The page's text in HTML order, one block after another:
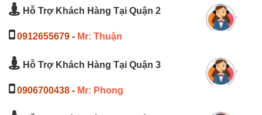
Hỗ Trợ Khách Hàng Tại Quận 2
0912655679 - Mr: Thuận
Hỗ Trợ Khách Hàng Tại Quận 3
0906700438 - Mr: Phong